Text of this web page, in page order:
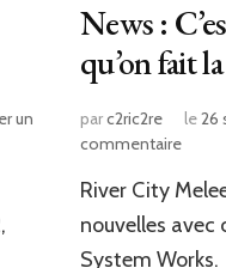
un
News :
qu’on fait
parc2ric2re le26
commentairesur
:
C’est
River City
nouvelles avec
System Works.